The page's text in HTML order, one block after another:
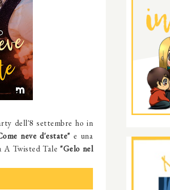
dell'8 settembre ho in
neve d'estate" e una
A Twisted Tale"Gelo nel